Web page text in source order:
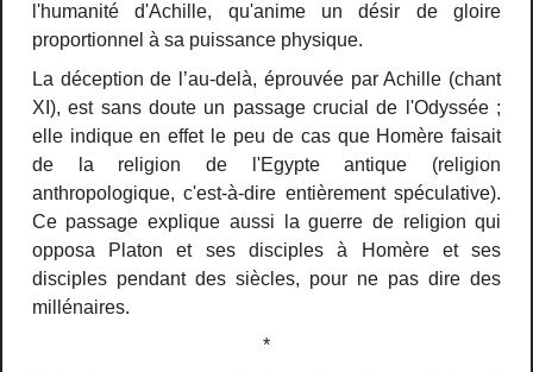
l'humanité d'Achille, qu'anime un désir de gloire
proportionnel à sa puissance physique.
La déception de l’au-delà, éprouvée par Achille (chant
XI), est sans doute un passage crucial de l'Odyssée ;
elle indique en effet le peu de cas que Homère faisait
de la religion de l'Egypte antique (religion
anthropologique, c'est-à-dire entièrement spéculative).
Ce passage explique aussi la guerre de religion qui
opposa Platon et ses disciples à Homère et ses
disciples pendant des siècles, pour ne pas dire des
millénaires.
*